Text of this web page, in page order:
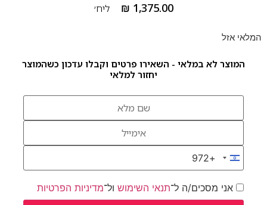
₪ 1,375.00 ליח׳
המלאי אזל
המוצר לא במלאי - השאירו פרטים וקבלו עדכון כשהמוצר
יחזור למלאי
Israel +972
+972
אני מסכים/ה ל־תנאי השימושול־מדיניות הפרטיות